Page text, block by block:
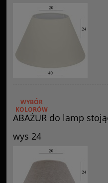
ABAŻUR do lamp
wys 24
WYBÓR
KOLORÓW